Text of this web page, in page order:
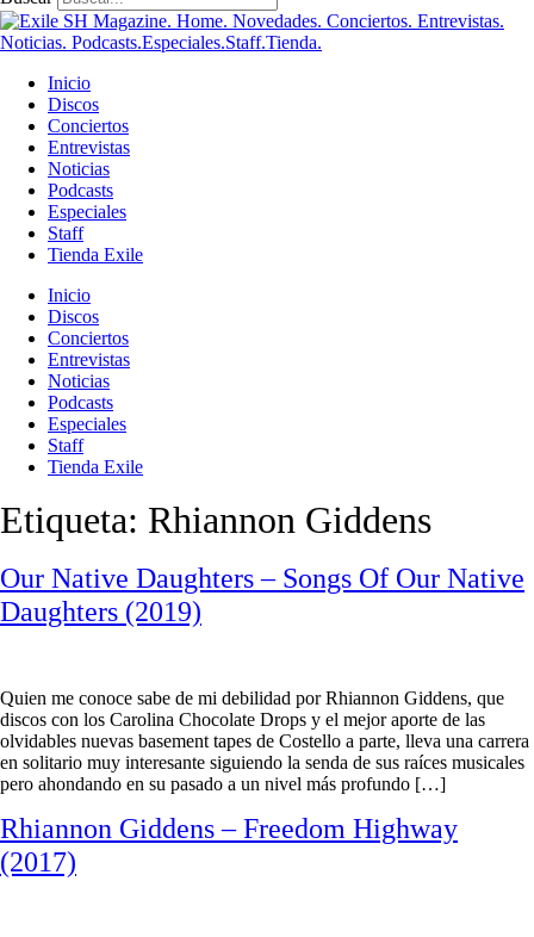
Inicio
Discos
Conciertos
Entrevistas
Noticias
Podcasts
Especiales
Staff
Tienda Exile
Inicio
Discos
Conciertos
Entrevistas
Noticias
Podcasts
Especiales
Staff
Tienda Exile
Etiqueta: Rhiannon Giddens
Our Native Daughters – Songs Of Our Native
Daughters (2019)
Quien me conoce sabe de mi debilidad por Rhiannon Giddens, que
discos con los Carolina Chocolate Drops y el mejor aporte de las
olvidables nuevas basement tapes de Costello a parte, lleva una carrera
en solitario muy interesante siguiendo la senda de sus raíces musicales
pero ahondando en su pasado a un nivel más profundo […]
Rhiannon Giddens – Freedom Highway
(2017)